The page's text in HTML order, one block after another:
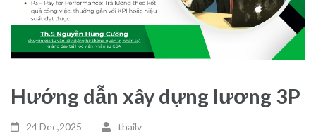
Hướng dẫn xây dựng lương 3P
24 Dec,2025 thailv